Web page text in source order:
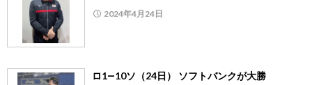
2024年4月24日
ロ1―10ソ（24日） ソフトバンクが大勝